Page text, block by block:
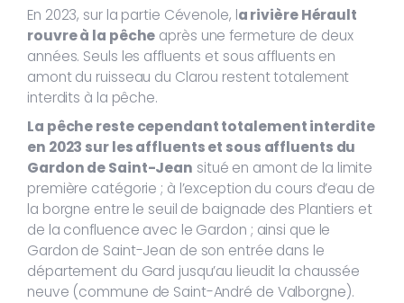
En 2023, sur la partie Cévenole, la rivière Hérault
rouvre à la pêche après une fermeture de deux
années. Seuls les affluents et sous affluents en
amont du ruisseau du Clarou restent totalement
interdits à la pêche.
La pêche reste cependant totalement interdite
en 2023 sur les affluents et sous affluents du
Gardon de Saint-Jean situé en amont de la limite
première catégorie ; à l’exception du cours d’eau de
la borgne entre le seuil de baignade des Plantiers et
de la confluence avec le Gardon ; ainsi que le
Gardon de Saint-Jean de son entrée dans le
département du Gard jusqu’au lieudit la chaussée
neuve (commune de Saint-André de Valborgne).